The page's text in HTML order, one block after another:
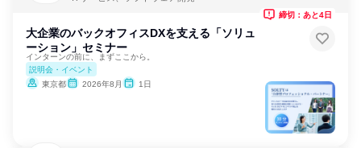
大企業のバックオフィスDXを支える「ソリュ
ーション」セミナー
インターンの前に、まずここから。
説明会・イベント
東京都
2026年8月 1日
締切：あと4日